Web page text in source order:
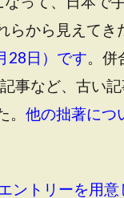
らから見えてき
28日）です。併
事など、古い
他の拙著につ
ントリーを用意